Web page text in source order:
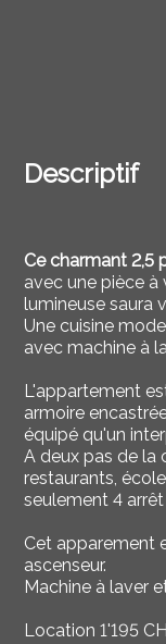
Descriptif
Ce charmant 2,5
avec une pièce
lumineuse saura
Une cuisine
avec machine à
L'appartement
armoire
équipé qu'un
A deux pas de la
restaurants,
seulement 4
Cet apparement
ascenseur.
Machine à laver
Location 1'195